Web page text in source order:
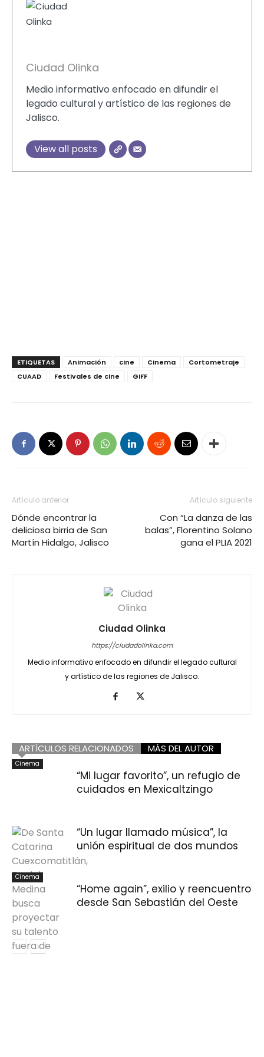
Ciudad Olinka
Medio informativo enfocado en difundir el
legado cultural y artístico de las regiones de
Jalisco.
View all posts
ETIQUETAS Animación cine Cinema
Cortometraje
CUAAD
Festivales de cine GIFF
Artículo anterior
Dónde encontrar la
deliciosa birria de San
Martín Hidalgo, Jalisco
Artículo siguiente
Con “La danza de las
balas”, Florentino Solano
gana el PLIA 2021
Ciudad Olinka
https://ciudadolinka.com
Medio informativo enfocado en difundir el legado cultural
y artístico de las regiones de Jalisco.
ARTÍCULOS RELACIONADOS MÁS DEL AUTOR
Cinema
“Mi lugar favorito”, un refugio de
cuidados en Mexicaltzingo
“Un lugar llamado música”, la
unión espiritual de dos mundos
Cinema
“Home again”, exilio y reencuentro
desde San Sebastián del Oeste